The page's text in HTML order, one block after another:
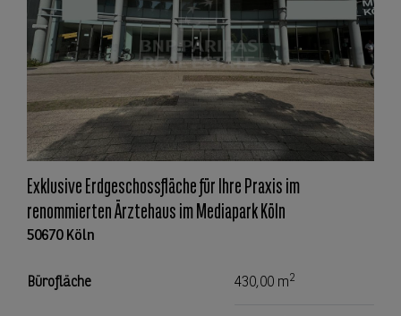
Exklusive Erdgeschossfläche für Ihre Praxis im
renommierten Ärztehaus im Mediapark Köln
50670 Köln
Bürofläche 430,00 m2